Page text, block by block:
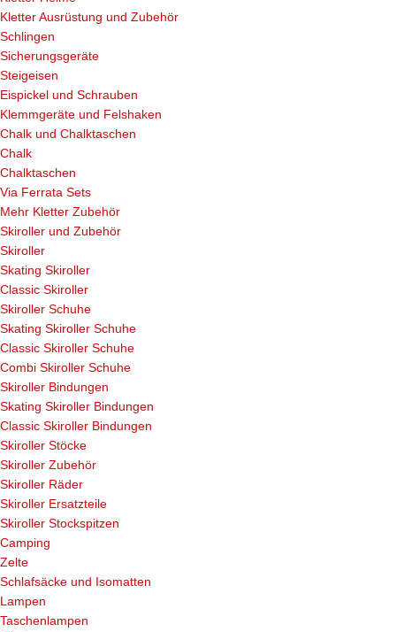
Kletter Ausrüstung und Zubehör
Schlingen
Sicherungsgeräte
Steigeisen
Eispickel und Schrauben
Klemmgeräte und Felshaken
Chalk und Chalktaschen
Chalk
Chalktaschen
Via Ferrata Sets
Mehr Kletter Zubehör
Skiroller und Zubehör
Skiroller
Skating Skiroller
Classic Skiroller
Skiroller Schuhe
Skating Skiroller Schuhe
Classic Skiroller Schuhe
Combi Skiroller Schuhe
Skiroller Bindungen
Skating Skiroller Bindungen
Classic Skiroller Bindungen
Skiroller Stöcke
Skiroller Zubehör
Skiroller Räder
Skiroller Ersatzteile
Skiroller Stockspitzen
Camping
Zelte
Schlafsäcke und Isomatten
Lampen
Taschenlampen